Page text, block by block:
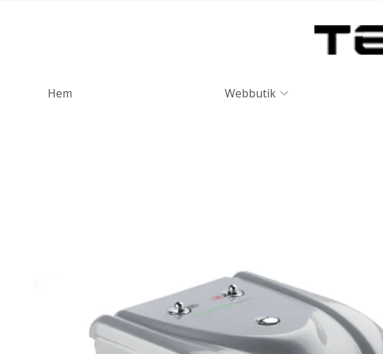
Hem Webbutik